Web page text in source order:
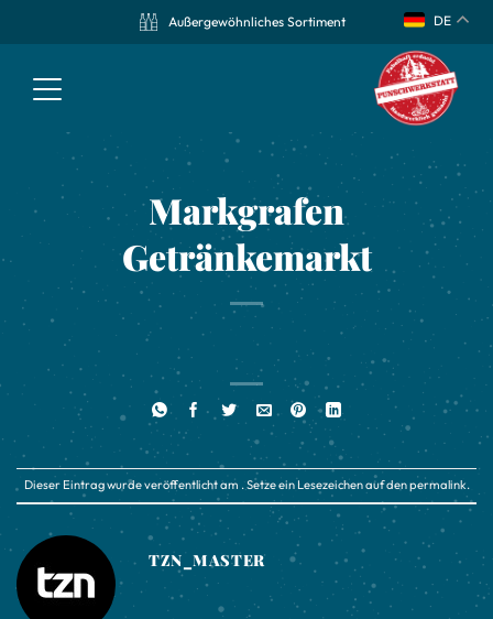
Außergewöhnliches Sortiment DE
Markgrafen
Getränkemarkt
Dieser Eintrag wurde veröffentlicht am . Setze ein Lesezeichen auf denpermalink.
TZN_MASTER